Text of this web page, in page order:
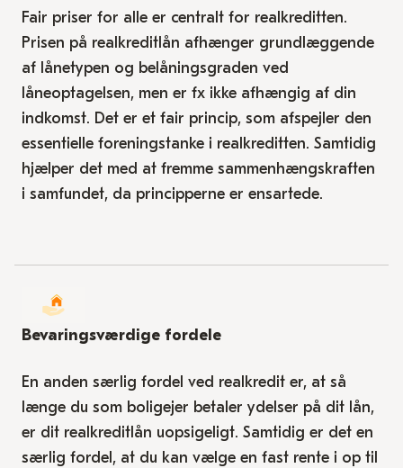
Fair priser for alle er centralt for realkreditten.
Prisen på realkreditlån afhænger grundlæggende
af lånetypen og belåningsgraden ved
låneoptagelsen, men er fx ikke afhængig af din
indkomst. Det er et fair princip, som afspejler den
essentielle foreningstanke i realkreditten. Samtidig
hjælper det med at fremme sammenhængskraften
i samfundet, da principperne er ensartede.
Bevaringsværdige fordele
En anden særlig fordel ved realkredit er, at så
længe du som boligejer betaler ydelser på dit lån,
er dit realkreditlån uopsigeligt. Samtidig er det en
særlig fordel, at du kan vælge en fast rente i op til